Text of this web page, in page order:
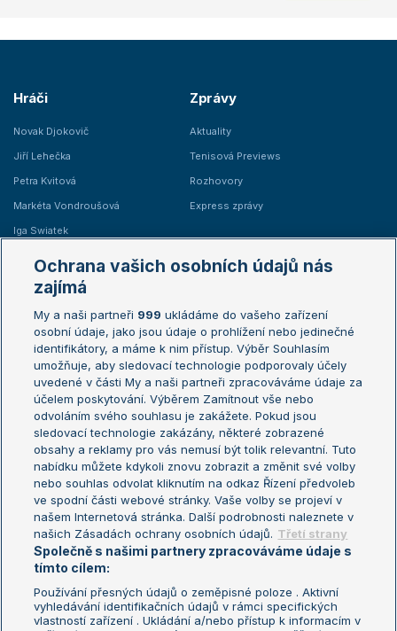
Hráči
Novak Djokovič
Jiří Lehečka
Petra Kvitová
Markéta Vondroušová
Iga Swiatek
Zprávy
Aktuality
Tenisová Previews
Rozhovory
Express zprávy
Žebříčky
Žebříček ATP (muži)
Žebříček WTA (ženy)
Sázkařský žebříček
Australian Open
French Open
Wimbledon
US Open
Turnaj mistrů
Turnaj mistryň
Aktualní trendy
Fotbalové přestupy
Livesport Daily
LS Prague Open
Podmínky užití Nastavení soukromí
Ochrana vašich osobních údajů nás
zajímá
My a naši partneři 999 ukládáme do vašeho zařízení
osobní údaje, jako jsou údaje o prohlížení nebo jedinečné
identifikátory, a máme k nim přístup. Výběr Souhlasím
umožňuje, aby sledovací technologie podporovaly účely
uvedené v části My a naši partneři zpracováváme údaje za
účelem poskytování. Výběrem Zamítnout vše nebo
odvoláním svého souhlasu je zakážete. Pokud jsou
sledovací technologie zakázány, některé zobrazené
obsahy a reklamy pro vás nemusí být tolik relevantní. Tuto
nabídku můžete kdykoli znovu zobrazit a změnit své volby
nebo souhlas odvolat kliknutím na odkaz Řízení předvoleb
ve spodní části webové stránky. Vaše volby se projeví v
našem Internetová stránka. Další podrobnosti naleznete v
našich Zásadách ochrany osobních údajů. Třetí strany
Společně s našimi partnery zpracováváme údaje s
tímto cílem:
Používání přesných údajů o zeměpisné poloze . Aktivní
vyhledávání identifikačních údajů v rámci specifických
vlastností zařízení . Ukládání a/nebo přístup k informacím v